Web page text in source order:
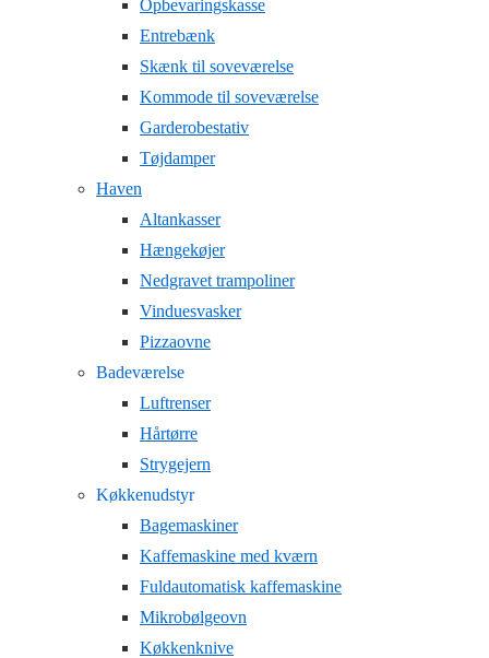
Opbevaringskasse
Entrebænk
Skænk til soveværelse
Kommode til soveværelse
Garderobestativ
Tøjdamper
Haven
Altankasser
Hængekøjer
Nedgravet trampoliner
Vinduesvasker
Pizzaovne
Badeværelse
Luftrenser
Hårtørre
Strygejern
Køkkenudstyr
Bagemaskiner
Kaffemaskine med kværn
Fuldautomatisk kaffemaskine
Mikrobølgeovn
Køkkenknive